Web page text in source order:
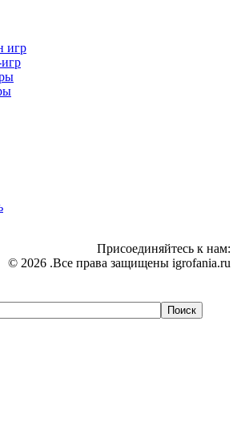
игр
Присоединяйтесь к нам:
© 2026 .Все права защищены igrofania.ru